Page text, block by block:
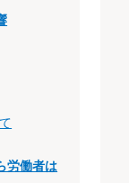
労働者は